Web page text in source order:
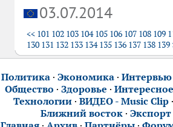
03.07.2014
<< 101 102 103 104 105 106 107 108 109
130 131 132 133 134 135 136 137 138 139
Политика· Экономика· Интервью
Общество · Здоровье · Интересное
Технологии· ВИДЕО - Music Clip
Ближний восток ·